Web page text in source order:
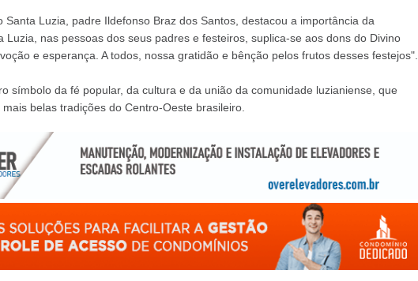
Santa Luzia, padre Ildefonso Braz dos Santos, destacou a importância da
Luzia, nas pessoas dos seus padres e festeiros, suplica-se aos dons do Divino
e esperança. A todos, nossa gratidão e bênção pelos frutos desses festejos".
símbolo da fé popular, da cultura e da união da comunidade luzianiense, que
belas tradições do Centro-Oeste brasileiro.